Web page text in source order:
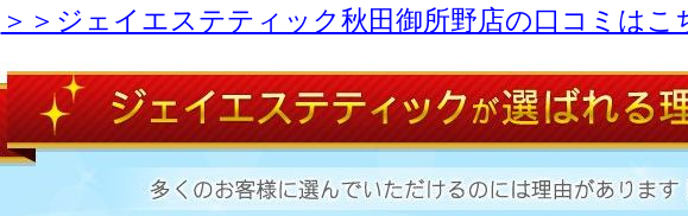
＞＞ジェイエステティック秋田御所野店の口コミはこ